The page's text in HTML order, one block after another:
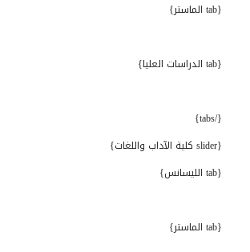
{tab الماستر}
{tab الدراسات العليا}
{/tabs}
{slider كلية الآداب واللغات}
{tab الليسانس}
{tab الماستر}